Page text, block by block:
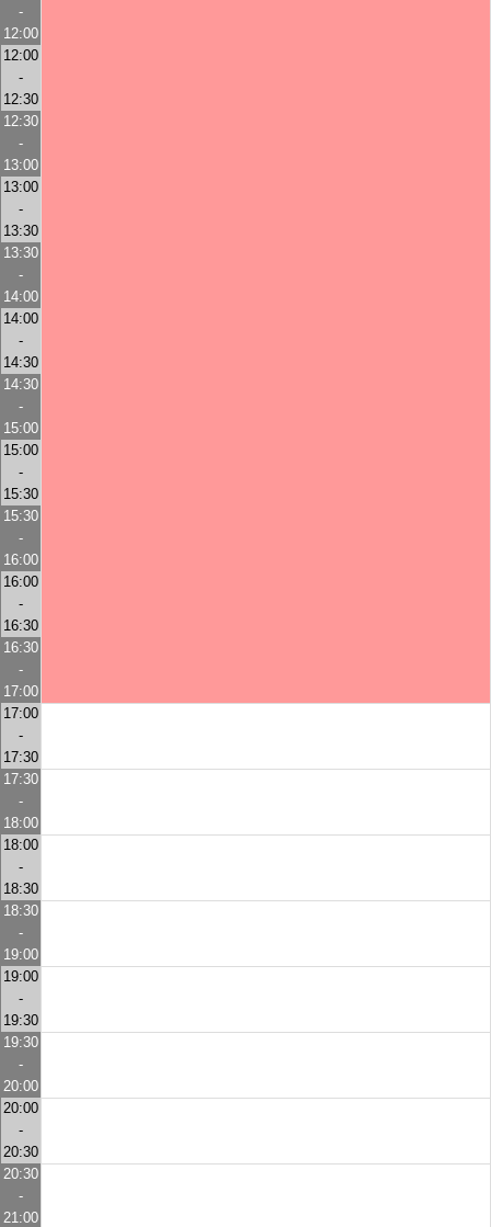
-
12:00
12:00
-
12:30
12:30
-
13:00
13:00
-
13:30
13:30
-
14:00
14:00
-
14:30
14:30
-
15:00
15:00
-
15:30
15:30
-
16:00
16:00
-
16:30
16:30
-
17:00
17:00
-
17:30
17:30
-
18:00
18:00
-
18:30
18:30
-
19:00
19:00
-
19:30
19:30
-
20:00
20:00
-
20:30
20:30
-
21:00